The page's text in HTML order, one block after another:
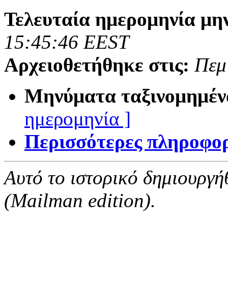
Τελευταία ημερομηνία
15:45:46 EEST
Αρχειοθετήθηκε στις:
Μηνύματα
ημερομηνία ]
Περισσότερες
Αυτό το ιστορικό
(Mailman edition).